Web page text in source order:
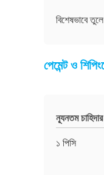
বিশেষভাবে
পেমেন্ট ও
ন্যূনতম
১ পিসি